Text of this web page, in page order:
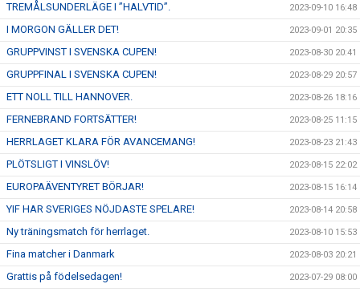
TREMÅLSUNDERLÄGE I ”HALVTID”. 2023-09-10 16:48
I MORGON GÄLLER DET! 2023-09-01 20:35
GRUPPVINST I SVENSKA CUPEN! 2023-08-30 20:41
GRUPPFINAL I SVENSKA CUPEN! 2023-08-29 20:57
ETT NOLL TILL HANNOVER. 2023-08-26 18:16
FERNEBRAND FORTSÄTTER! 2023-08-25 11:15
HERRLAGET KLARA FÖR AVANCEMANG! 2023-08-23 21:43
PLÖTSLIGT I VINSLÖV! 2023-08-15 22:02
EUROPAÄVENTYRET BÖRJAR! 2023-08-15 16:14
YIF HAR SVERIGES NÖJDASTE SPELARE! 2023-08-14 20:58
Ny träningsmatch för herrlaget. 2023-08-10 15:53
Fina matcher i Danmark 2023-08-03 20:21
Grattis på födelsedagen! 2023-07-29 08:00